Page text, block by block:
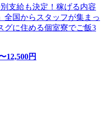
支給も決定！稼げる内容
全国からスタッフが集まっ
グに住める個室寮でご飯3
12,500円